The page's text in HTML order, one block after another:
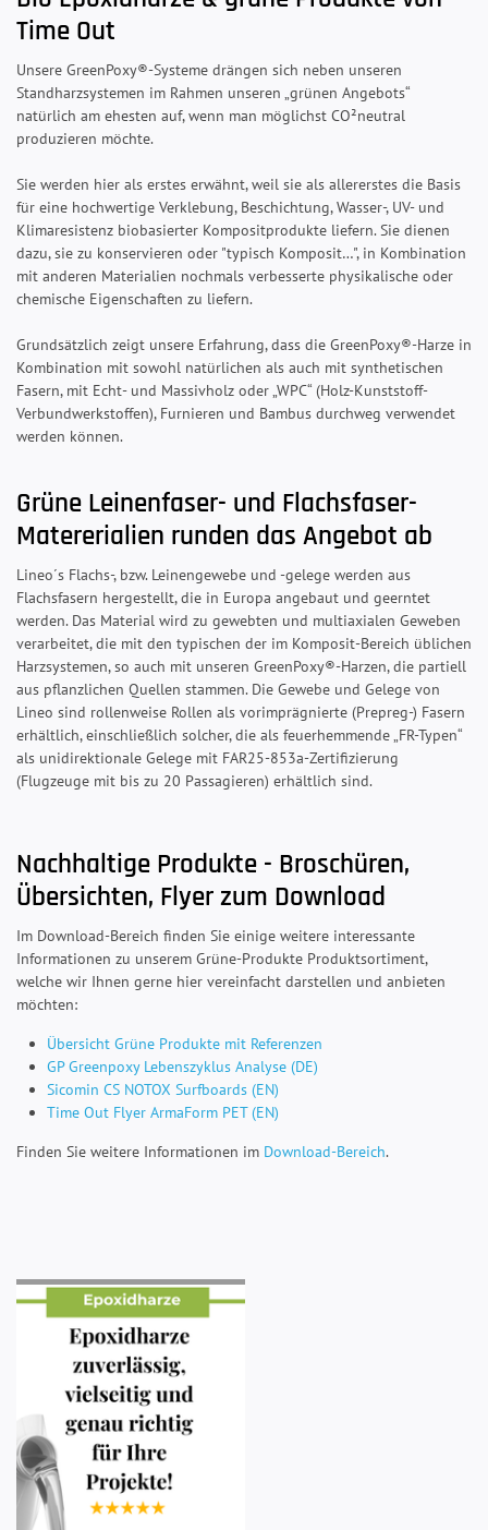
Time Out
Unsere GreenPoxy®-Systeme drängen sich neben unseren
Standharzsystemen im Rahmen unseren „grünen Angebots“
natürlich am ehesten auf, wenn man möglichst CO²neutral
produzieren möchte.
Sie werden hier als erstes erwähnt, weil sie als allererstes die Basis
für eine hochwertige Verklebung, Beschichtung, Wasser-, UV- und
Klimaresistenz biobasierter Kompositprodukte liefern. Sie dienen
dazu, sie zu konservieren oder "typisch Komposit…", in Kombination
mit anderen Materialien nochmals verbesserte physikalische oder
chemische Eigenschaften zu liefern.
Grundsätzlich zeigt unsere Erfahrung, dass die GreenPoxy®-Harze in
Kombination mit sowohl natürlichen als auch mit synthetischen
Fasern, mit Echt- und Massivholz oder „WPC“ (Holz-Kunststoff-
Verbundwerkstoffen), Furnieren und Bambus durchweg verwendet
werden können.
Grüne Leinenfaser- und Flachsfaser-
Matererialien runden das Angebot ab
Lineo´s Flachs-, bzw. Leinengewebe und -gelege werden aus
Flachsfasern hergestellt, die in Europa angebaut und geerntet
werden. Das Material wird zu gewebten und multiaxialen Geweben
verarbeitet, die mit den typischen der im Komposit-Bereich üblichen
Harzsystemen, so auch mit unseren GreenPoxy®-Harzen, die partiell
aus pflanzlichen Quellen stammen. Die Gewebe und Gelege von
Lineo sind rollenweise Rollen als vorimprägnierte (Prepreg-) Fasern
erhältlich, einschließlich solcher, die als feuerhemmende „FR-Typen“
als unidirektionale Gelege mit FAR25-853a-Zertifizierung
(Flugzeuge mit bis zu 20 Passagieren) erhältlich sind.
Nachhaltige Produkte - Broschüren,
Übersichten, Flyer zum Download
Im Download-Bereich finden Sie einige weitere interessante
Informationen zu unserem Grüne-Produkte Produktsortiment,
welche wir Ihnen gerne hier vereinfacht darstellen und anbieten
möchten:
Übersicht Grüne Produkte mit Referenzen
GP Greenpoxy Lebenszyklus Analyse (DE)
Sicomin CS NOTOX Surfboards (EN)
Time Out Flyer ArmaForm PET (EN)
Finden Sie weitere Informationen im Download-Bereich.